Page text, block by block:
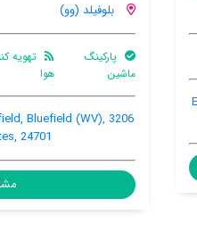
بلوفیلد (وو)
اینترنت وای فای در
محیط اشتراکی
Bluefield (WV),
24701